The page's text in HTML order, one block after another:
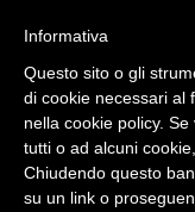
ESTERNA
RADIO / AUDIO
TV
Informativa
Questo sito o gli
di cookie necessari al
nella cookie policy.
tutti o ad alcuni
Chiudendo questo
su un link o